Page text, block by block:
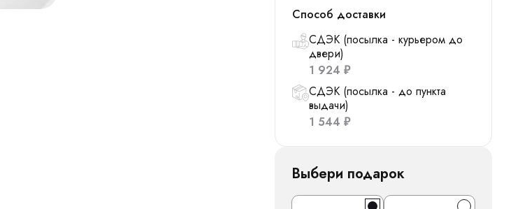
Способ доставки
СДЭК (посылка - курьером до
двери)
1 924 ₽
СДЭК (посылка - до пункта
выдачи)
1 544 ₽
Выбери подарок